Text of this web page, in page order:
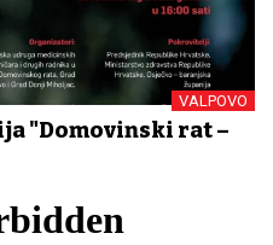
VALPOVO
"Domovinski rat –